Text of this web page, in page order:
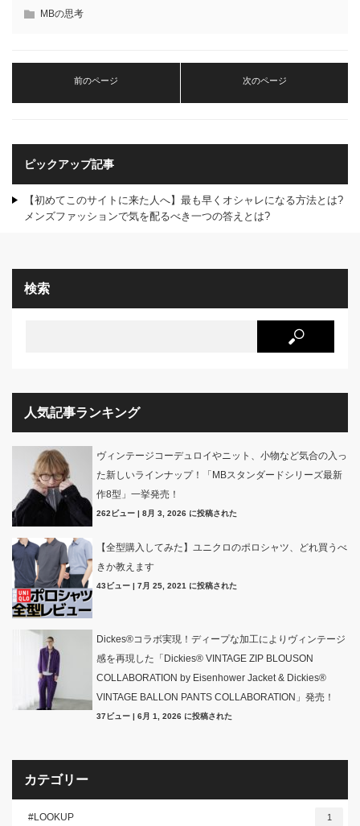
MBの思考
前のページ 次のページ
ピックアップ記事
【初めてこのサイトに来た人へ】最も早くオシャレになる方法とは?
メンズファッションで気を配るべき一つの答えとは?
検索
人気記事ランキング
ヴィンテージコーデュロイやニット、小物など気合の入っ
た新しいラインナップ！「MBスタンダードシリーズ最新
作8型」一挙発売！
262ビュー 8月 3, 2026 に投稿された
【全型購入してみた】ユニクロのポロシャツ、どれ買うべ
きか教えます
43ビュー 7月 25, 2021 に投稿された
Dickes®コラボ実現！ディープな加工によりヴィンテージ
感を再現した「Dickies® VINTAGE ZIP BLOUSON
COLLABORATION by Eisenhower Jacket & Dickies®
VINTAGE BALLON PANTS COLLABORATION」発売！
37ビュー 6月 1, 2026 に投稿された
カテゴリー
#LOOKUP 1